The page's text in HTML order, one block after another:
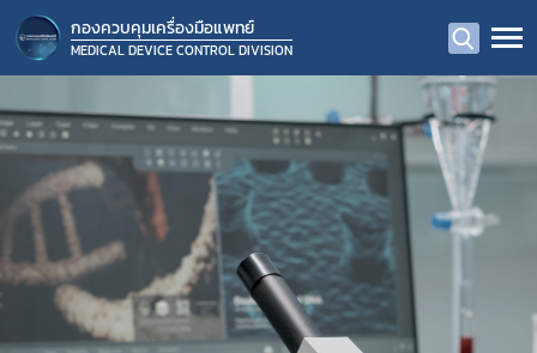
กองควบคุมเครื่องมือแพทย์
MEDICAL DEVICE CONTROL DIVISION